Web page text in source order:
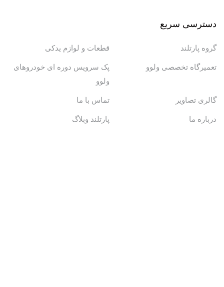
دسترسی سریع
گروه پارتلند قطعات و لوازم یدکی
تعمیرگاه تخصصی ولوو
پک سرویس دوره ای خودروهای
ولوو
گالری تصاویر تماس با ما
درباره ما پارتلند وبلاگ